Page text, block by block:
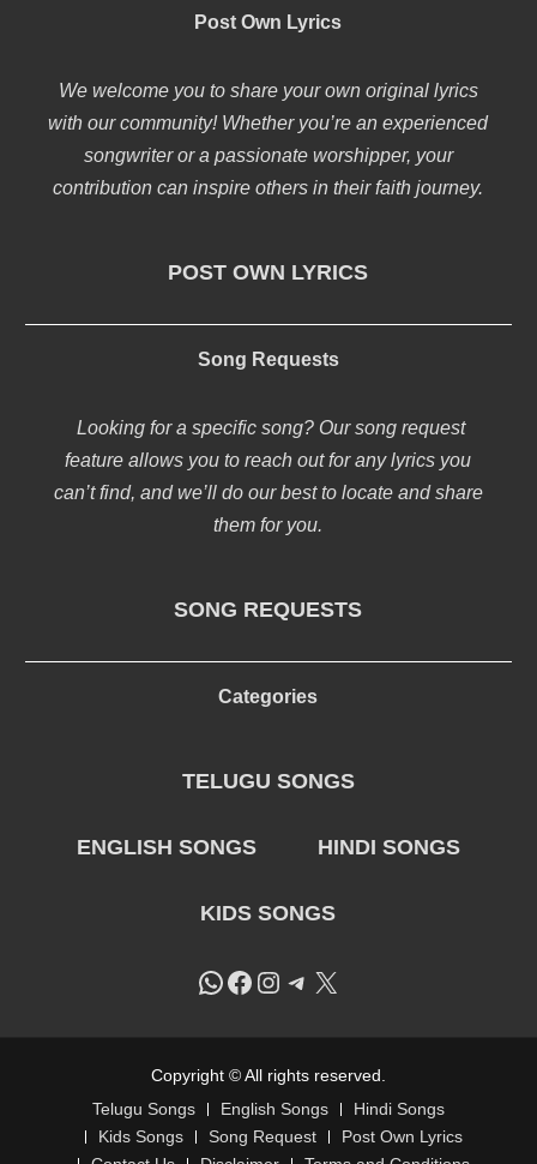
Post Own Lyrics
We welcome you to share your own original lyrics
with our community! Whether you’re an experienced
songwriter or a passionate worshipper, your
contribution can inspire others in their faith journey.
POST OWN LYRICS
Song Requests
Looking for a specific song? Our song request
feature allows you to reach out for any lyrics you
can’t find, and we’ll do our best to locate and share
them for you.
SONG REQUESTS
Categories
TELUGU SONGS
ENGLISH SONGS HINDI SONGS
KIDS SONGS
WhatsApp
Facebook
Instagram
Telegram
X
Copyright © All rights reserved.
Telugu Songs
English Songs
Hindi Songs
Kids Songs
Song Request
Post Own Lyrics